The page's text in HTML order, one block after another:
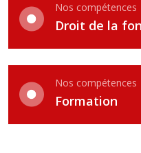
Nos compétences
Droit de la
Nos compétences
Formation